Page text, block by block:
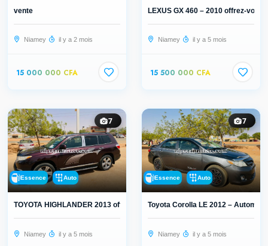
vente
Niamey il y a 2 mois
15 000 000 CFA
LEXUS GX 460 – 2010 offrez-vous
Niamey il y a 5 mois
15 500 000 CFA
7
Essence Auto
TOYOTA HIGHLANDER 2013 offrez-vous...
Niamey il y a 5 mois
7
Essence Auto
Toyota Corolla LE 2012 –
Niamey il y a 5 mois